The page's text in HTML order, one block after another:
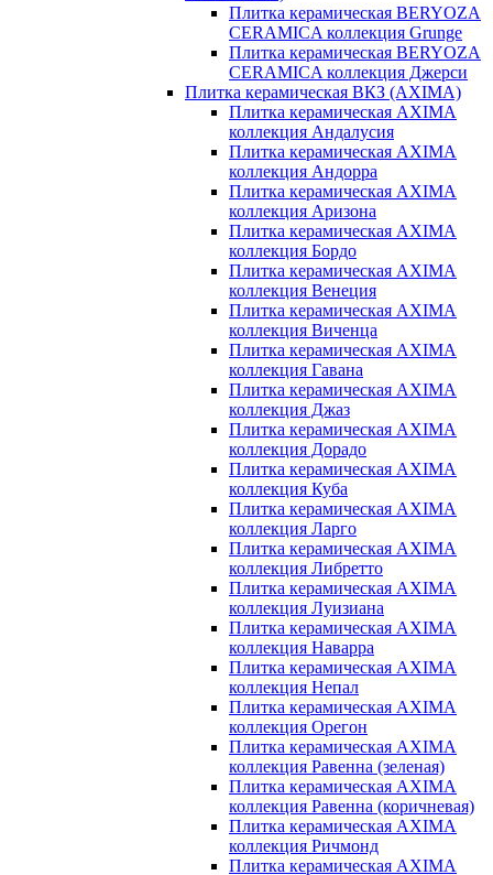
Плитка керамическая BERYOZA
CERAMICA коллекция Grunge
Плитка керамическая BERYOZA
CERAMICA коллекция Джерси
Плитка керамическая ВКЗ (AXIMA)
Плитка керамическая AXIMA
коллекция Андалусия
Плитка керамическая AXIMA
коллекция Андорра
Плитка керамическая AXIMA
коллекция Аризона
Плитка керамическая AXIMA
коллекция Бордо
Плитка керамическая AXIMA
коллекция Венеция
Плитка керамическая AXIMA
коллекция Виченца
Плитка керамическая AXIMA
коллекция Гавана
Плитка керамическая AXIMA
коллекция Джаз
Плитка керамическая AXIMA
коллекция Дорадо
Плитка керамическая AXIMA
коллекция Куба
Плитка керамическая AXIMA
коллекция Ларго
Плитка керамическая AXIMA
коллекция Либретто
Плитка керамическая AXIMA
коллекция Луизиана
Плитка керамическая AXIMA
коллекция Наварра
Плитка керамическая AXIMA
коллекция Непал
Плитка керамическая AXIMA
коллекция Орегон
Плитка керамическая AXIMA
коллекция Равенна (зеленая)
Плитка керамическая AXIMA
коллекция Равенна (коричневая)
Плитка керамическая AXIMA
коллекция Ричмонд
Плитка керамическая AXIMA